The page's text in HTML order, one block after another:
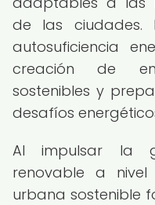
de las ciudades.
autosuficiencia
creación de
sostenibles y
desafíos
Al impulsar la
renovable a
urbana sostenible